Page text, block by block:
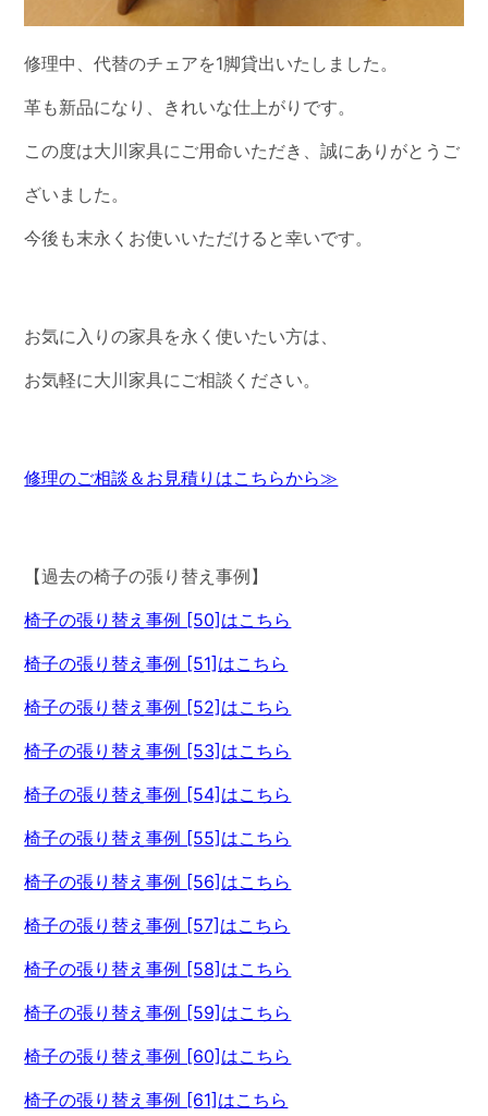
修理中、代替のチェアを1脚貸出いたしました。
革も新品になり、きれいな仕上がりです。
この度は大川家具にご用命いただき、誠にありがとうご
ざいました。
今後も末永くお使いいただけると幸いです。
お気に入りの家具を永く使いたい方は、
お気軽に大川家具にご相談ください。
修理のご相談＆お見積りはこちらから≫
【過去の椅子の張り替え事例】
椅子の張り替え事例 [50]はこちら
椅子の張り替え事例 [51]はこちら
椅子の張り替え事例 [52]はこちら
椅子の張り替え事例 [53]はこちら
椅子の張り替え事例 [54]はこちら
椅子の張り替え事例 [55]はこちら
椅子の張り替え事例 [56]はこちら
椅子の張り替え事例 [57]はこちら
椅子の張り替え事例 [58]はこちら
椅子の張り替え事例 [59]はこちら
椅子の張り替え事例 [60]はこちら
椅子の張り替え事例 [61]はこちら